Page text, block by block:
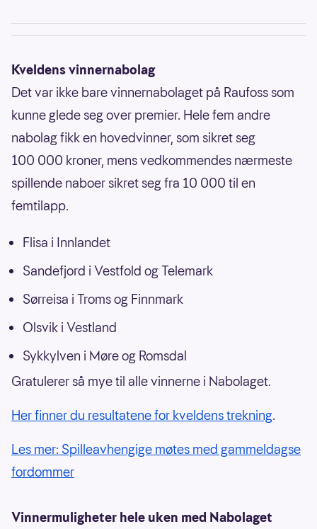
Kveldens vinnernabolag
Det var ikke bare vinnernabolaget på Raufoss som
kunne glede seg over premier. Hele fem andre
nabolag fikk en hovedvinner, som sikret seg
100 000 kroner, mens vedkommendes nærmeste
spillende naboer sikret seg fra 10 000 til en
femtilapp.
Flisa i Innlandet
Sandefjord i Vestfold og Telemark
Sørreisa i Troms og Finnmark
Olsvik i Vestland
Sykkylven i Møre og Romsdal
Gratulerer så mye til alle vinnerne i Nabolaget.
Her finner du resultatene for kveldens trekning.
Les mer: Spilleavhengige møtes med gammeldagse
fordommer
Vinnermuligheter hele uken med Nabolaget